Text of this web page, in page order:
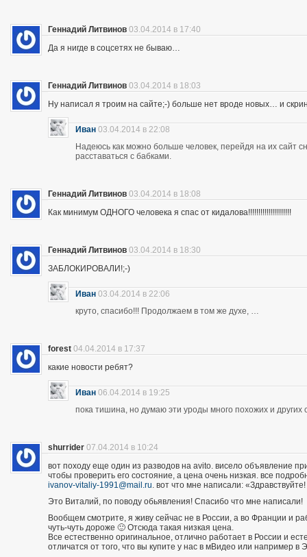
Геннадий Литвинов 03.04.2014 в 17:40
Да я нигде в соцсетях не бываю…
Геннадий Литвинов 03.04.2014 в 18:03
Ну написал я троим на сайте;-) больше нет вроде новых… и
Иван 03.04.2014 в 22:08
Надеюсь как можно больше человек, перейдя на их сайт
расставаться с бабками.
Геннадий Литвинов 03.04.2014 в 18:08
Как минимум ОДНОГО человека я спас от кидалова!!!!!!!!!!!!!!!!!!!!!
Геннадий Литвинов 03.04.2014 в 18:30
ЗАБЛОКИРОВАЛИ!;-)
Иван 03.04.2014 в 22:06
круто, спасибо!!! Продолжаем в том же духе, …
forest 04.04.2014 в 17:37
какие новости ребят?
Иван 06.04.2014 в 19:25
пока тишина, но думаю эти уроды много похожих и
shurrider 07.04.2014 в 10:24
вот походу еще один из разводов на avito. висело объявление
чтобы проверить его состояние, а цена очень низкая. все
ivanov-vitaliy-1991@mail.ru . вот что мне написали: «Здравствуйте!
Это Виталий, по поводу обьявления! Спасибо что мне написали!
Вообщем смотрите, я живу сейчас не в России, а во Франции и
чуть-чуть дороже 🙂 Отсюда такая низкая цена.
Все естественно оригинальное, отлично работает в России и
отличатся от того, что вы купите у нас в мВидео или например в